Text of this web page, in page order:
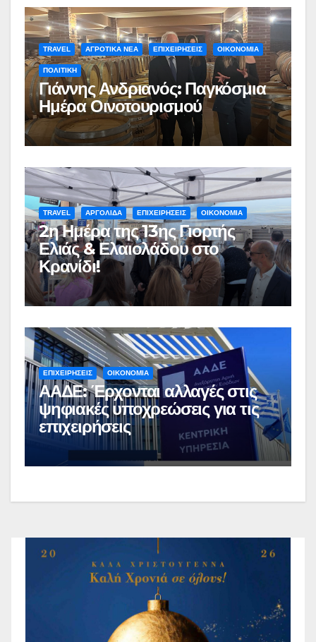
TRAVEL ΑΓΡΟΤΙΚΑ ΝΕΑ ΕΠΙΧΕΙΡΗΣΕΙΣ ΟΙΚΟΝΟΜΙΑ
ΠΟΛΙΤΙΚΗ
Γιάννης Ανδριανός: Παγκόσμια
Ημέρα Οινοτουρισμού
TRAVEL ΑΡΓΟΛΙΔΑ ΕΠΙΧΕΙΡΗΣΕΙΣ ΟΙΚΟΝΟΜΙΑ
2η Ημέρα της 13ης Γιορτής
Ελιάς & Ελαιολάδου στο
Κρανίδι!
ΕΠΙΧΕΙΡΗΣΕΙΣ ΟΙΚΟΝΟΜΙΑ
ΑΑΔΕ: Έρχονται αλλαγές στις
ψηφιακές υποχρεώσεις για τις
επιχειρήσεις